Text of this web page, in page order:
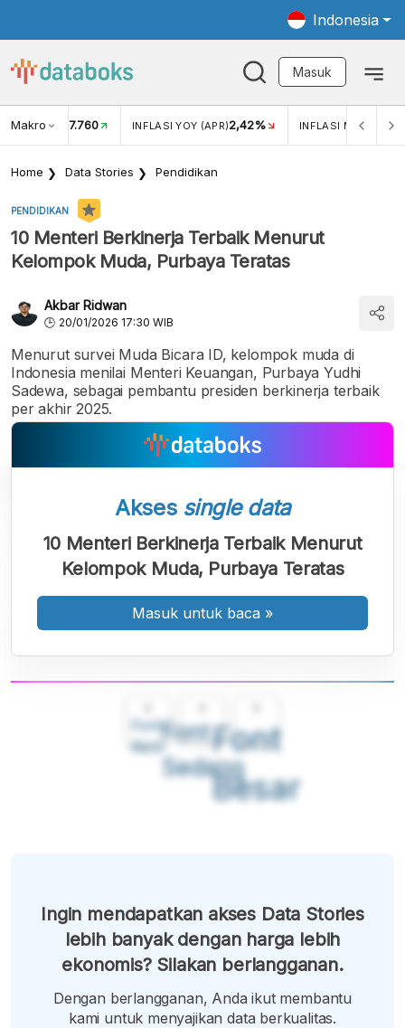
Indonesia
Masuk
Makro
USD/IDR 17.760 INFLASI YOY (APR)2,42% INFLASI MOM (APR)
Home Data Stories Pendidikan
PENDIDIKAN
10 Menteri Berkinerja Terbaik Menurut
Kelompok Muda, Purbaya Teratas
Akbar Ridwan
20/01/2026 17:30 WIB
Menurut survei Muda Bicara ID, kelompok muda di
Indonesia menilai Menteri Keuangan, Purbaya Yudhi
Sadewa, sebagai pembantu presiden berkinerja terbaik
per akhir 2025.
Font
Kecil
Font
Sedang
Font
Besar
Akses single data
10 Menteri Berkinerja Terbaik Menurut
Kelompok Muda, Purbaya Teratas
Masuk untuk baca »
Ingin mendapatkan akses Data Stories
lebih banyak dengan harga lebih
ekonomis? Silakan berlangganan.
Dengan berlangganan, Anda ikut membantu
kami untuk menyajikan data berkualitas.